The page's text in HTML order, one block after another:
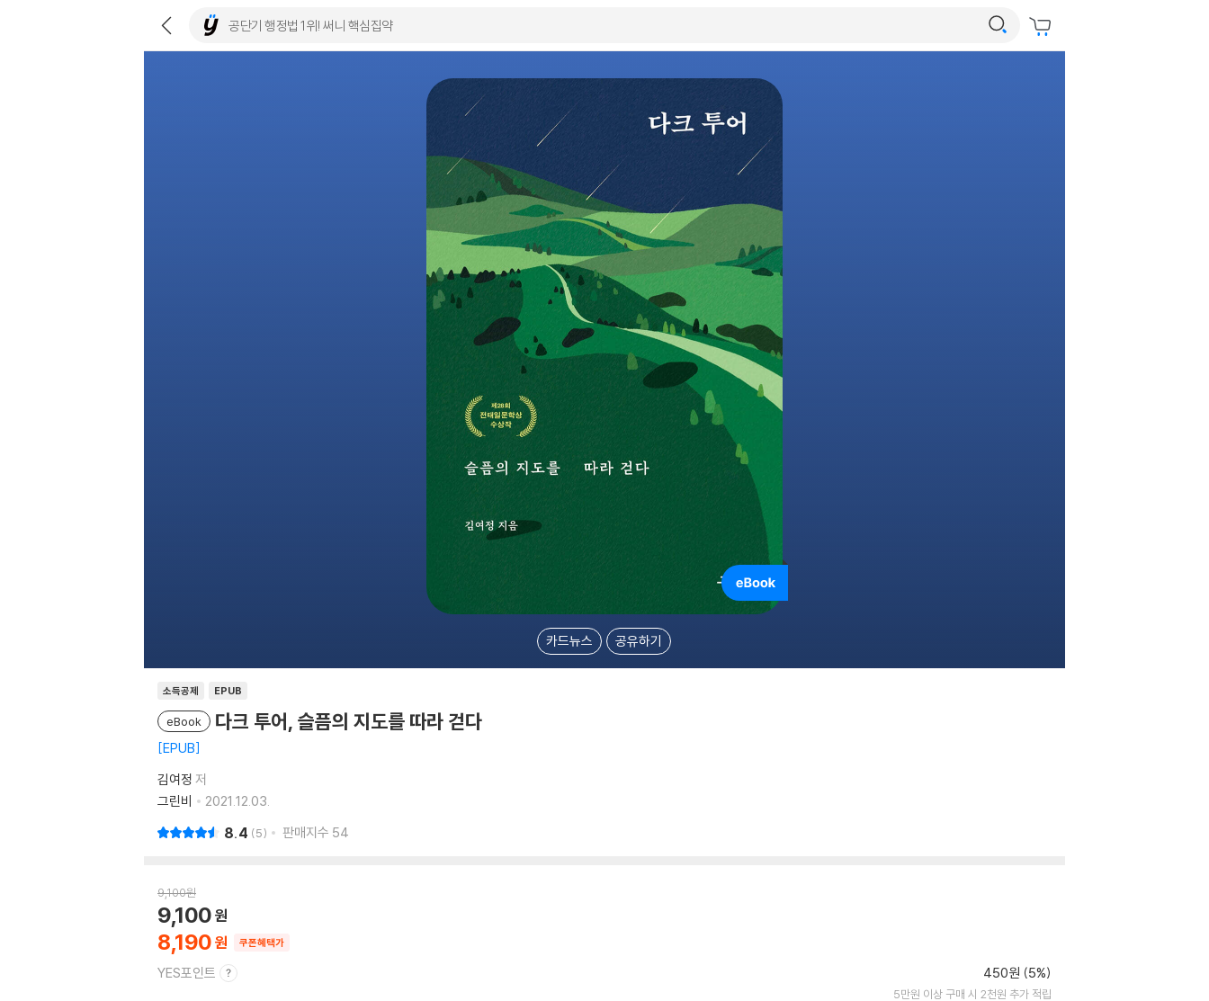
카드뉴스 공유하기
소득공제 EPUB
eBook 다크 투어, 슬픔의 지도를 따라 걷다
EPUB
김여정 저
그린비
2021.12.03.
8.4 5 판매지수 54
9,100원
8,190
9,100
쿠폰혜택가
YES포인트 450원 (5%)
5만원 이상 구매 시 2천원 추가 적립